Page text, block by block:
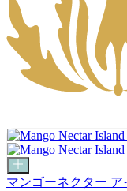
カ
ー
マンゴーネクター